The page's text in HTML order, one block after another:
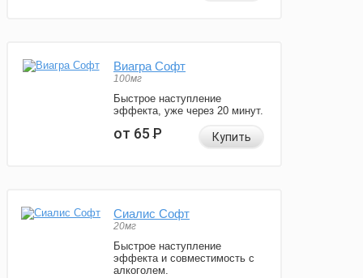
Виагра Софт
100мг
Быстрое наступление
эффекта, уже через 20 минут.
от 65Р Купить
Сиалис Софт
20мг
Быстрое наступление
эффекта и совместимость с
алкоголем.